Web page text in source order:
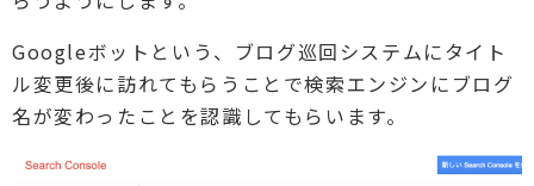
Googleボットという、ブログ巡回システムにタイト
ル変更後に訪れてもらうことで検索エンジンにブログ
名が変わったことを認識してもらいます。